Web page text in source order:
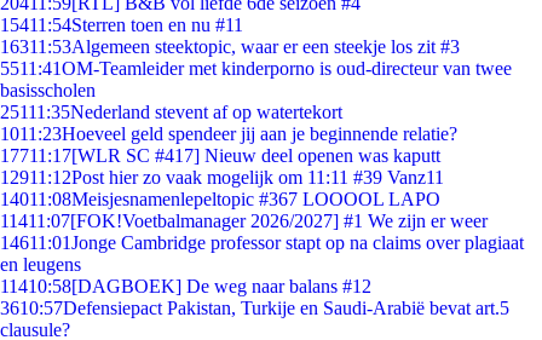
15411:54Sterren toen en nu #11
16311:53Algemeen steektopic, waar er een steekje los zit #3
5511:41OM-Teamleider met kinderporno is oud-directeur van twee
basisscholen
25111:35Nederland stevent af op watertekort
1011:23Hoeveel geld spendeer jij aan je beginnende relatie?
17711:17[WLR SC #417] Nieuw deel openen was kaputt
12911:12Post hier zo vaak mogelijk om 11:11 #39 Vanz11
14011:08Meisjesnamenlepeltopic #367 LOOOOL LAPO
11411:07[FOK!Voetbalmanager 2026/2027] #1 We zijn er weer
14611:01Jonge Cambridge professor stapt op na claims over plagiaat
en leugens
11410:58[DAGBOEK] De weg naar balans #12
3610:57Defensiepact Pakistan, Turkije en Saudi-Arabië bevat art.5
clausule?